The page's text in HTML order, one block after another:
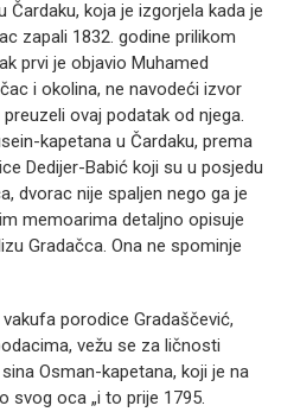
Čardaku, koja je izgorjela kada je
zapali 1832. godine prilikom
prvi je objavio Muhamed
i okolina, ne navodeći izvor
ovaj podatak od njega.
kapetana u Čardaku, prema
Dedijer-Babić koji su u posjedu
dvorac nije spaljen nego ga je
memoarima detaljno opisuje
Gradačca. Ona ne spominje
porodice Gradaščević,
vežu se za ličnosti
Osman-kapetana, koji je na
svog oca „i to prije 1795.